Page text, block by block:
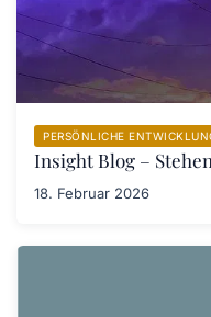
PERSÖNLICHE
Insight Blog –
18. Februar 2026